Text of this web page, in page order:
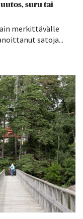
suru tai
merkittävälle
satoja...